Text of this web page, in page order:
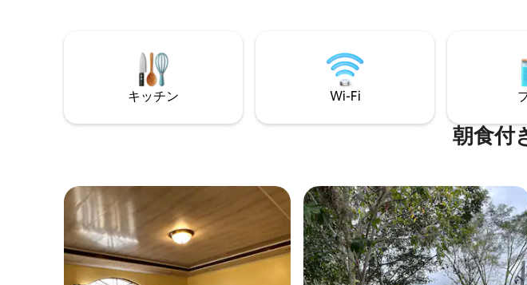
水、衛生キット（シャンプー/歯磨き
粉）。 その他：ミニバー（ビール/ソー
ダ）安全で静かな環境。サン・ペドロ・
スーラで最高の接続性を備えたアットホ
ームな雰囲気をお楽しみください！
予約の場合は、1日前までにご予約いただ
く必要がありますのでご注意ください。
たとえば、5日の3: 00にチェックインした
い場合は、3日の深夜0時までに予約する
キッチン Wi-Fi
朝食付